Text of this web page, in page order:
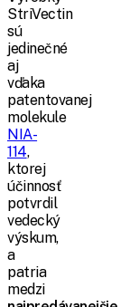
StriVectin
sú
jedinečné
aj
vďaka
patentovanej
molekule
NIA-
114,
ktorej
účinnosť
potvrdil
vedecký
výskum,
a
patria
medzi